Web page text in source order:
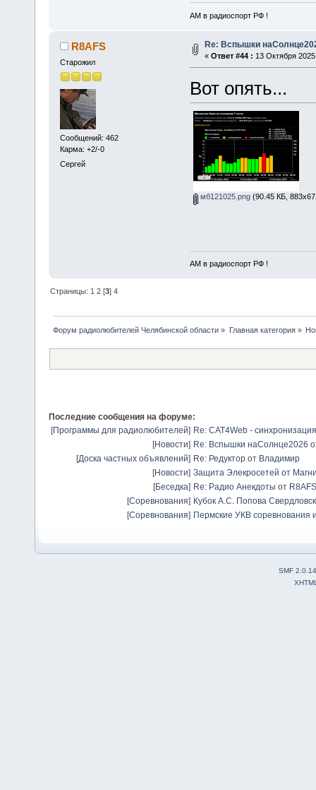
АМ в радиоспорт РФ !
R8AFS
Старожил
Сообщений: 462
Карма: +2/-0
Сергей
Re: Вспышки
« Ответ #44 : 13 Октября
Вот опять...
мб121025.png(90.45 КБ,
АМ в радиоспорт РФ !
Страницы: 1 2 [3]4
Форум радиолюбителей Челябинской области » Главная категория»
Последние сообщения на форуме:
[Программы для радиолюбителей] Re: CAT4Web -
[Новости] Re: Вспышки наСолнце2026
[Доска частных объявлений] Re: Редуктор от Владимир
[Новости] Защита Элекросетей от
[Беседка] Re: Радио Анекдоты от R8AFS
[Соревнования] Кубок А.С. Попова
[Соревнования] Пермские УКВ соревнования
SMF 2.0.14